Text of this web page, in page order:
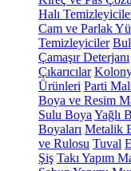
Halı
Cam ve Parlak
Temizleyiciler
Çamaşır Deterjanı
Çıkarıcılar
Ürünleri Parti
Boya ve Resim
Sulu Boya Yağlı
Boyaları Metalik
ve Rulosu Tuval
Şiş Takı Yapım